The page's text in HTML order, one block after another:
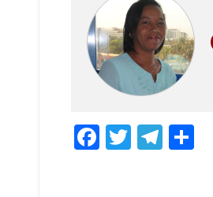
F
T
T